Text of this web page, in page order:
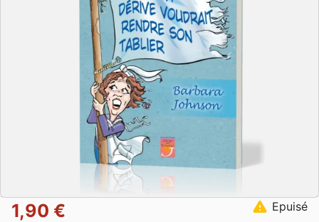
1,90 € warning Epuisé